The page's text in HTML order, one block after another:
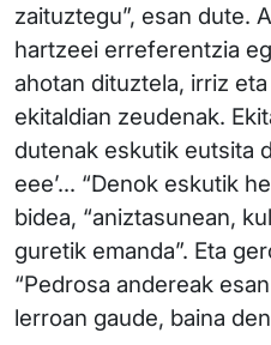
zaituztegu”, esan dute.
hartzeei erreferentzia
ahotan dituztela, irriz
ekitaldian zeudenak.
dutenak eskutik eutsita
eee’... “Denok eskutik
bidea, “aniztasunean,
guretik emanda”. Eta
“Pedrosa andereak
lerroan gaude, baina